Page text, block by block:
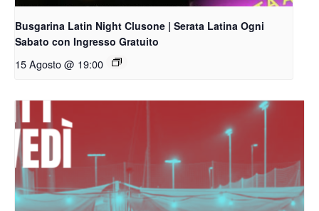
Busgarina Latin Night Clusone | Serata Latina Ogni
Sabato con Ingresso Gratuito
15 Agosto @ 19:00